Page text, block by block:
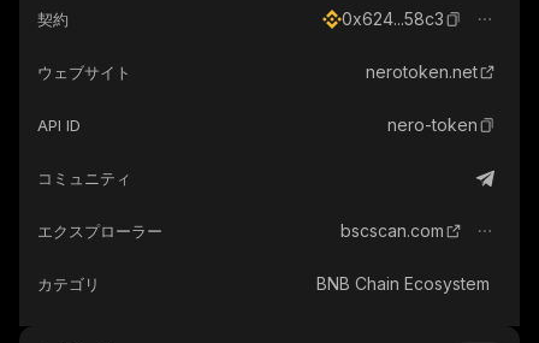
契約 0x624...58c3
ウェブサイト nerotoken.net
API ID nero-token
コミュニティ
エクスプローラー bscscan.com
カテゴリ BNB Chain Ecosystem